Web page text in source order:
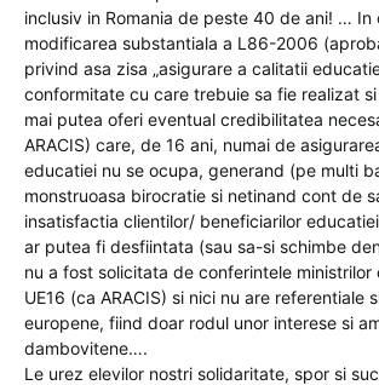
inclusiv in Romania de peste 40 de ani! … In
modificarea substantiala a L86-2006
privind asa zisa „asigurare a calitatii
conformitate cu care trebuie sa fie realizat si
mai putea oferi eventual credibilitatea
ARACIS) care, de 16 ani, numai de
educatiei nu se ocupa, generand (pe multi
monstruoasa birocratie si netinand cont de
insatisfactia clientilor/ beneficiarilor
ar putea fi desfiintata (sau sa-si schimbe
nu a fost solicitata de conferintele ministrilor
UE16 (ca ARACIS) si nici nu are referentiale
europene, fiind doar rodul unor interese si
dambovitene….
Le urez elevilor nostri solidaritate, spor si